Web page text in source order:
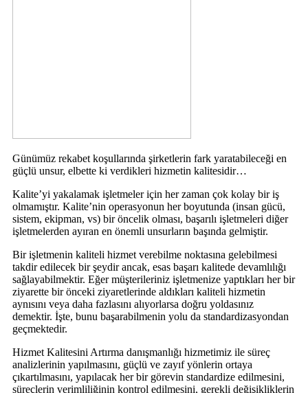
Günümüz rekabet koşullarında şirketlerin fark yaratabileceği en
güçlü unsur, elbette ki verdikleri hizmetin kalitesidir…
Kalite’yi yakalamak işletmeler için her zaman çok kolay bir iş
olmamıştır. Kalite’nin operasyonun her boyutunda (insan gücü,
sistem, ekipman, vs) bir öncelik olması, başarılı işletmeleri diğer
işletmelerden ayıran en önemli unsurların başında gelmiştir.
Bir işletmenin kaliteli hizmet verebilme noktasına gelebilmesi
takdir edilecek bir şeydir ancak, esas başarı kalitede devamlılığı
sağlayabilmektir. Eğer müşterileriniz işletmenize yaptıkları her bir
ziyarette bir önceki ziyaretlerinde aldıkları kaliteli hizmetin
aynısını veya daha fazlasını alıyorlarsa doğru yoldasınız
demektir. İşte, bunu başarabilmenin yolu da standardizasyondan
geçmektedir.
Hizmet Kalitesini Artırma danışmanlığı hizmetimiz ile süreç
analizlerinin yapılmasını, güçlü ve zayıf yönlerin ortaya
çıkartılmasını, yapılacak her bir görevin standardize edilmesini,
süreçlerin verimliliğinin kontrol edilmesini, gerekli değişikliklerin